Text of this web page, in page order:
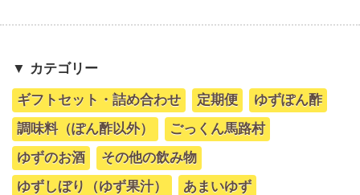
▼ カテゴリー
ギフトセット・詰め合わせ 定期便
ゆずぽん酢
調味料（ぽん酢以外）
ごっくん馬路村
ゆずのお酒
その他の飲み物
ゆずしぼり（ゆず果汁）
あまいゆず